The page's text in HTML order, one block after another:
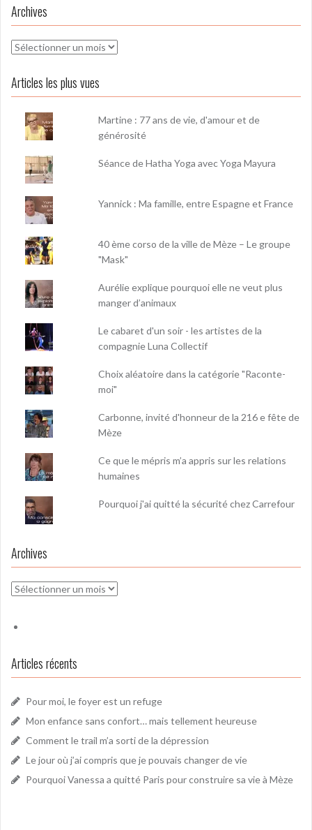
Archives
Archives
Articles les plus vues
Martine : 77 ans de vie, d'amour et de
générosité
Séance de Hatha Yoga avec Yoga Mayura
Yannick : Ma famille, entre Espagne et France
40 ème corso de la ville de Mèze – Le groupe
"Mask"
Aurélie explique pourquoi elle ne veut plus
manger d’animaux
Le cabaret d'un soir - les artistes de la
compagnie Luna Collectif
Choix aléatoire dans la catégorie "Raconte-
moi"
Carbonne, invité d'honneur de la 216 e fête de
Mèze
Ce que le mépris m’a appris sur les relations
humaines
Pourquoi j'ai quitté la sécurité chez Carrefour
Archives
Archives
Articles récents
Pour moi, le foyer est un refuge
Mon enfance sans confort… mais tellement heureuse
Comment le trail m’a sorti de la dépression
Le jour où j’ai compris que je pouvais changer de vie
Pourquoi Vanessa a quitté Paris pour construire sa vie à Mèze